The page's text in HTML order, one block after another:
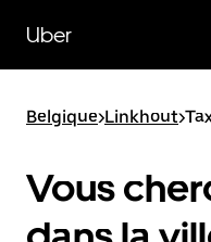
contenu
principal
Uber
Belgique>Linkhout>
Vous